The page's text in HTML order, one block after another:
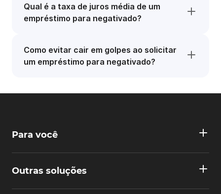
Qual é a taxa de juros média de um
empréstimo para negativado?
Como evitar cair em golpes ao solicitar
um empréstimo para negativado?
Para você
Outras soluções